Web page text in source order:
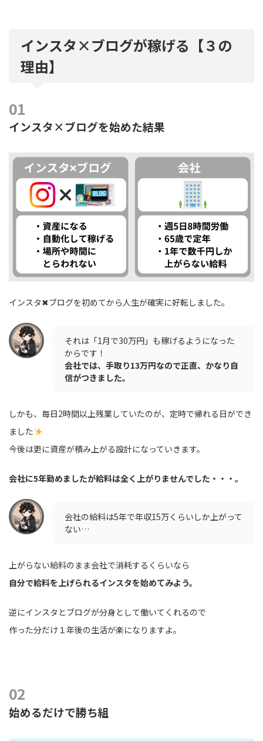
インスタ×ブログが稼げる【３の
理由】
インスタ×ブログを始めた結果
インスタ✖︎ブログを初めてから人生が確実に好転しました。
それは「1月で30万円」も稼げるようになった
からです！
会社では、手取り13万円なので正直、かなり自
信がつきました。
しかも、毎日2時間以上残業していたのが、定時で帰れる日ができ
ました
今後は更に資産が積み上がる設計になっていきます。
会社に5年勤めましたが給料は全く上がりませんでした・・・。
会社の給料は5年で年収15万くらいしか上がって
ない…
上がらない給料のまま会社で消耗するくらいなら
自分で給料を上げられるインスタを始めてみよう。
逆にインスタとブログが分身として働いてくれるので
作った分だけ１年後の生活が楽になりますよ。
始めるだけで勝ち組